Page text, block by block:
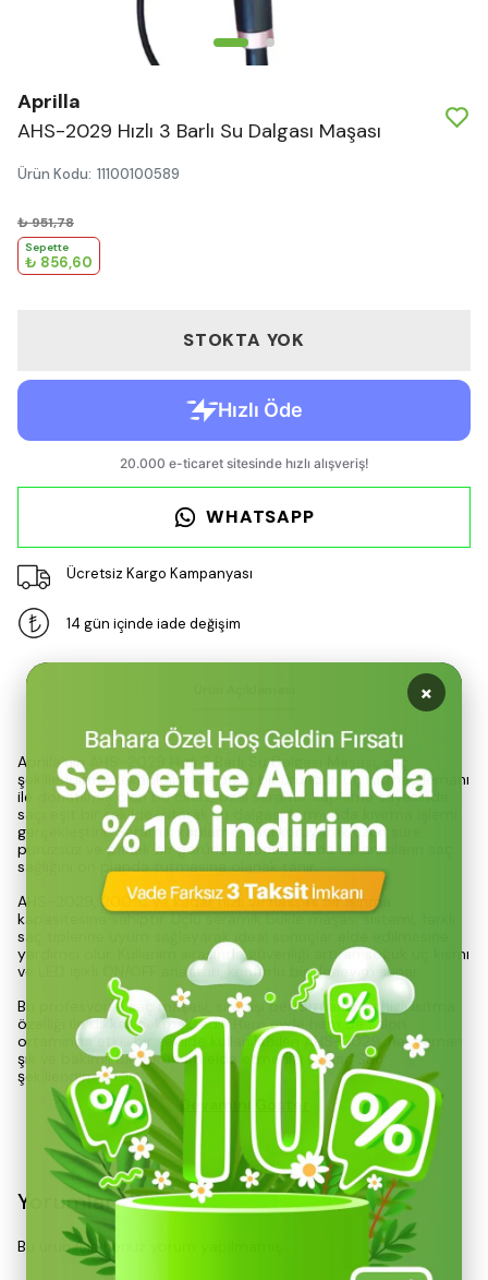
Aprilla
AHS-2029 Hızlı 3 Barlı Su Dalgası Maşası
Ürün Kodu: 11100100589
₺ 951,78
Sepette
₺ 856,60
STOKTA YOK
WHATSAPP
Ücretsiz Kargo Kampanyası
14 gün içinde iade değişim
Aprilla’nın AHS-2029 Hızlı 3 Barlı Su Dalgası Maşası, saç
şekillendirme teknolojisinde öncü bir üründür. Üç ısıtma elemanı
ile donatılmış olan bu cihaz, özel seramik kaplama sayesinde
saçı eşit bir şekilde ısıtarak su dalgası formunda kıvırma işlemi
gerçekleştirir. Seramik kaplama, saçı koruyarak uzun süre
pürüzsüz ve parlak bir görünüm sunar, bu da kullanıcıların saç
sağlığını ön planda tutmasına olanak tanır.
AHS-2029, 200°C’ye kadar hızlı ve hassas bir ısınma
kapasitesine sahiptir. Üçlü seramik bukle maşası sistemi, farklı
saç tiplerine uyum sağlayarak ideal sonuçlar elde edilmesine
yardımcı olur. Kullanım sırasında güvenliği artıran soğuk uç kısmı
ve LED ışıklı ON/OFF anahtarı, konforlu bir deneyim sunar.
Bu profesyonel saç maşası, sıradışı performansı ve hızlı ısıtma
özelliği ile dikkat çekmektedir. Hem evde hem de salon
ortamında etkili bir şekilde kullanılabilen AHS-2029, her zaman
şık ve bakımlı bir görünüm elde etmenizi sağlar. Saç
şekillendirme işle
Devamını Göster
Yorumlar
Bu ürün için henüz yorum yapılmamış.
×